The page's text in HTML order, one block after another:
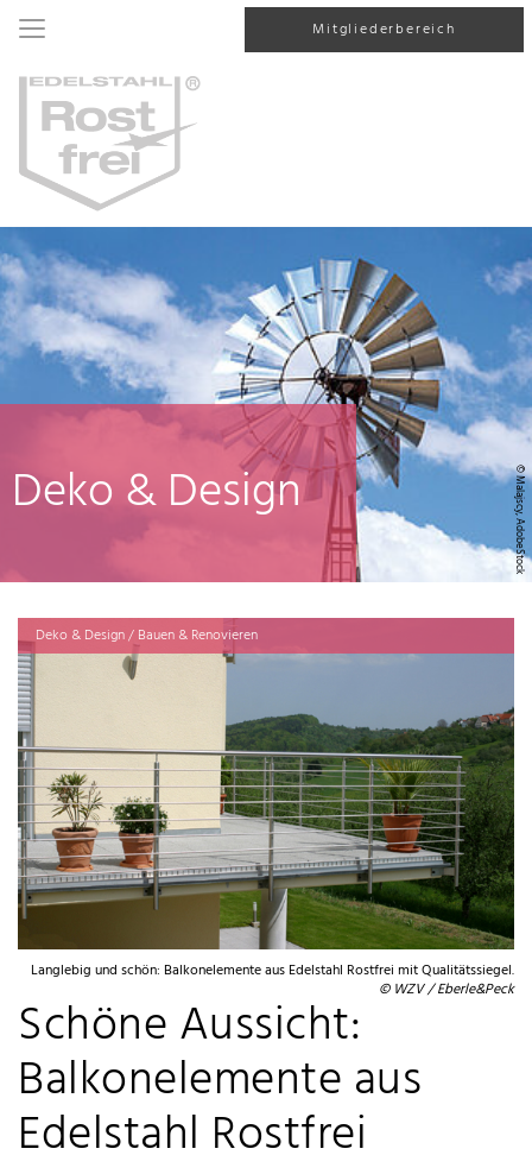
Mitgliederbereich
© Malajscy, AdobeStock
Deko & Design
Deko & Design / Bauen & Renovieren
Langlebig und schön: Balkonelemente aus Edelstahl Rostfrei mit Qualitätssiegel.
© WZV / Eberle&Peck
Schöne Aussicht:
Balkonelemente aus
Edelstahl Rostfrei